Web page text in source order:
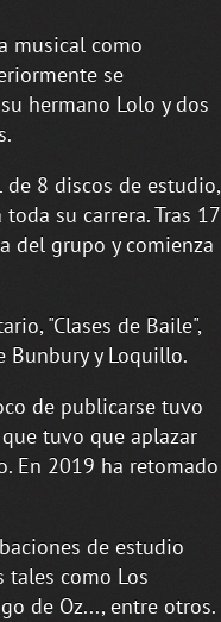
musical como
se
hermano Lolo y dos
8 discos de estudio,
su carrera. Tras 17
del grupo y comienza
"Clases de Baile",
Bunbury y Loquillo.
de publicarse tuvo
tuvo que aplazar
En 2019 ha retomado
de estudio
tales como Los
de Oz..., entre otros.